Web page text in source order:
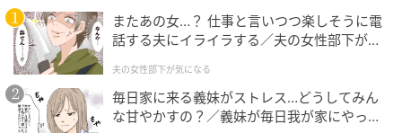
NEWSの増田貴久さん
これまでNEWSのライブ衣装デザインを10年以上手掛
またあの女…？ 仕事と言いつつ楽しそうに電
話する夫にイライラする／夫の女性部下が気
夫の女性部下が気になる
毎日家に来る義妹がストレス…どうしてみん
な甘やかすの？／義妹が毎日我が家にやって